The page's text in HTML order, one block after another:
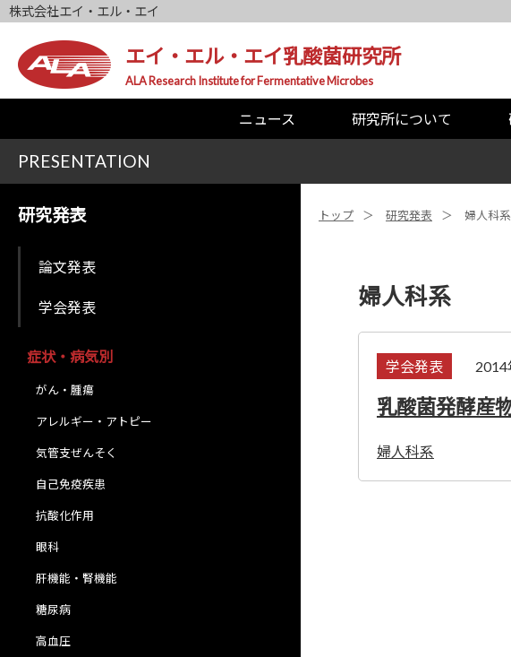
株式会社エイ・エル・エイ
エイ・エル・エイ乳酸菌研究所
ALA Research Institute for Fermentative Microbes
ニュース 研究所について
PRESENTATION
研究発表
論文発表
学会発表
症状・病気別
がん・腫瘍
アレルギー・アトピー
気管支ぜんそく
自己免疫疾患
抗酸化作用
眼科
肝機能・腎機能
糖尿病
高血圧
トップ 研究発表 婦人科系
婦人科系
学会発表 2014
乳酸菌発酵産
婦人科系